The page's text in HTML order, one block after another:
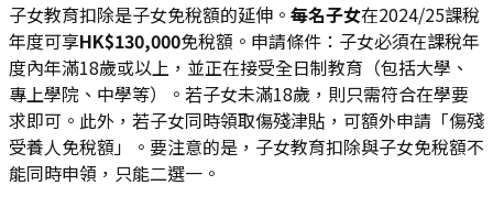
子女教育扣除是子女免稅額的延伸。 每名子女在2024/25課稅
年度可享HK$130,000免稅額。申請條件：子女必須在課稅年
度內年滿18歲或以上，並正在接受全日制教育（包括大學、
專上學院、中學等）。若子女未滿18歲，則只需符合在學要
求即可。此外，若子女同時領取傷殘津貼，可額外申請「傷殘
受養人免稅額」。要注意的是，子女教育扣除與子女免稅額不
能同時申領，只能二選一。